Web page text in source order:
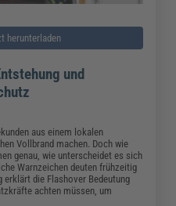
herunterladen
und
aus einem lokalen
Vollbrand machen. Doch wie
genau, wie unterscheidet es sich
Warnzeichen deuten frühzeitig
erklärt die Flashover Bedeutung
achten müssen, um